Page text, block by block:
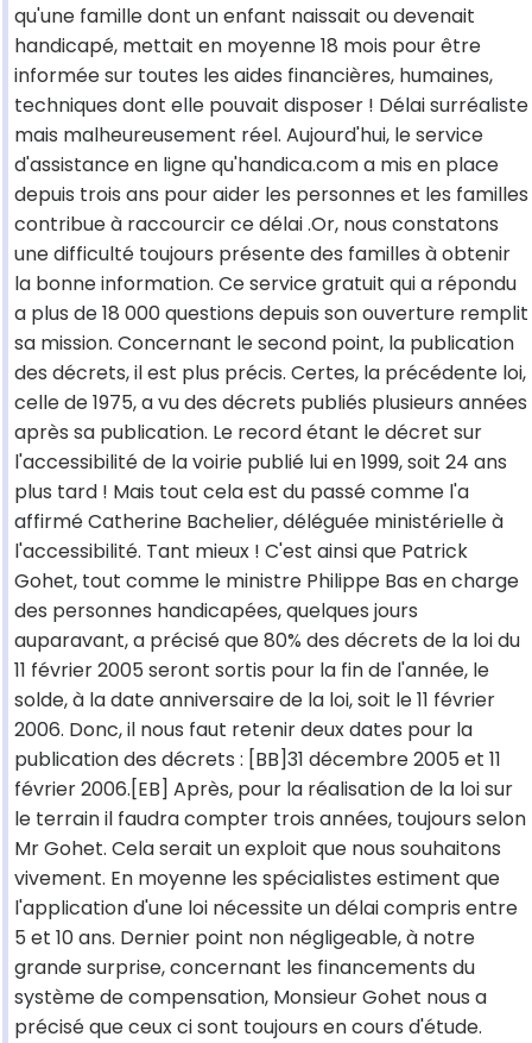
qu'une famille dont un enfant naissait ou devenait
handicapé, mettait en moyenne 18 mois pour être
informée sur toutes les aides financières, humaines,
techniques dont elle pouvait disposer ! Délai surréaliste
mais malheureusement réel. Aujourd'hui, le service
d'assistance en ligne qu'handica.com a mis en place
depuis trois ans pour aider les personnes et les familles
contribue à raccourcir ce délai .Or, nous constatons
une difficulté toujours présente des familles à obtenir
la bonne information. Ce service gratuit qui a répondu
a plus de 18 000 questions depuis son ouverture remplit
sa mission. Concernant le second point, la publication
des décrets, il est plus précis. Certes, la précédente loi,
celle de 1975, a vu des décrets publiés plusieurs années
après sa publication. Le record étant le décret sur
l'accessibilité de la voirie publié lui en 1999, soit 24 ans
plus tard ! Mais tout cela est du passé comme l'a
affirmé Catherine Bachelier, déléguée ministérielle à
l'accessibilité. Tant mieux ! C'est ainsi que Patrick
Gohet, tout comme le ministre Philippe Bas en charge
des personnes handicapées, quelques jours
auparavant, a précisé que 80% des décrets de la loi du
11 février 2005 seront sortis pour la fin de l'année, le
solde, à la date anniversaire de la loi, soit le 11 février
2006. Donc, il nous faut retenir deux dates pour la
publication des décrets : [BB]31 décembre 2005 et 11
février 2006.[EB] Après, pour la réalisation de la loi sur
le terrain il faudra compter trois années, toujours selon
Mr Gohet. Cela serait un exploit que nous souhaitons
vivement. En moyenne les spécialistes estiment que
l'application d'une loi nécessite un délai compris entre
5 et 10 ans. Dernier point non négligeable, à notre
grande surprise, concernant les financements du
système de compensation, Monsieur Gohet nous a
précisé que ceux ci sont toujours en cours d'étude.